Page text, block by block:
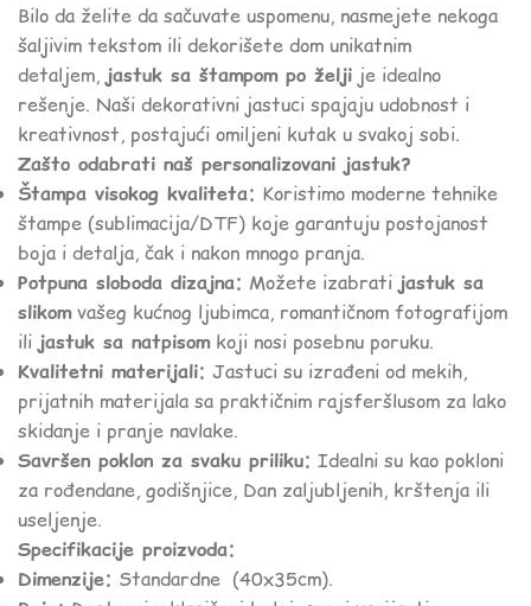
Bilo da želite da sačuvate uspomenu, nasmejete nekoga
šaljivim tekstom ili dekorišete dom unikatnim
detaljem, jastuk sa štampom po želji je idealno
rešenje. Naši dekorativni jastuci spajaju udobnost i
kreativnost, postajući omiljeni kutak u svakoj sobi.
Zašto odabrati naš personalizovani jastuk?
Štampa visokog kvaliteta: Koristimo moderne tehnike
štampe (sublimacija/DTF) koje garantuju postojanost
boja i detalja, čak i nakon mnogo pranja.
Potpuna sloboda dizajna: Možete izabrati jastuk sa
slikomvašeg kućnog ljubimca, romantičnom fotografijom
ili jastuk sa natpisomkoji nosi posebnu poruku.
Kvalitetni materijali: Jastuci su izrađeni od mekih,
prijatnih materijala sa praktičnim rajsferšlusom za lako
skidanje i pranje navlake.
Savršen poklon za svaku priliku: Idealni su kao pokloni
za rođendane, godišnjice, Dan zaljubljenih, krštenja ili
useljenje.
Specifikacije proizvoda:
Dimenzije: Standardne (40x35cm).